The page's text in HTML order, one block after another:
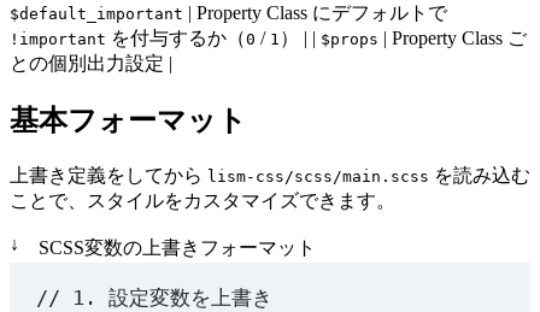
$default_important | Property Class にデフォルトで
!important を付与するか（0 / 1 ） | | $props | Property Class ご
との個別出力設定 |
基本フォーマット
上書き定義をしてから lism-css/scss/main.scss を読み込む
ことで、スタイルをカスタマイズできます。
↓ SCSS変数の上書きフォーマット
// 1. 設定変数を上書き